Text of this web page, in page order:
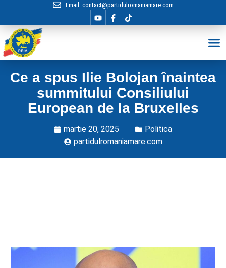
Email: contact@partidulromaniamare.com
Ce a spus Ilie Bolojan înaintea
summitului Consiliului
European de la Bruxelles
martie 20, 2025
Politica
partidulromaniamare.com